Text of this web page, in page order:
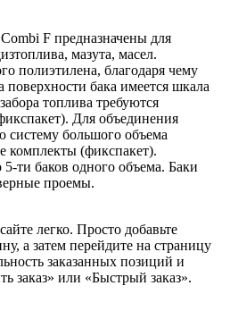
F предназначены для
мазута, масел.
полиэтилена, благодаря чему
бака имеется шкала
топлива требуются
Для объединения
систему большого объема
комплекты (фикспакет).
ти баков одного объема. Баки
проемы.
легко. Просто добавьте
а затем перейдите на страницу
заказанных позиций и
заказ» или «Быстрый заказ».